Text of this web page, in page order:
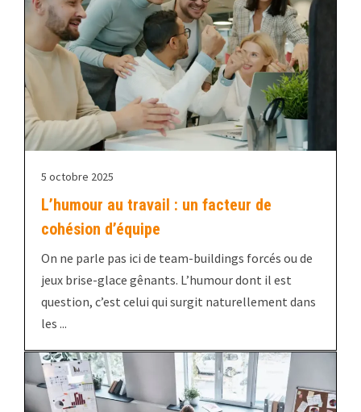
5 octobre 2025
L’humour au travail : un facteur de
cohésion d’équipe
On ne parle pas ici de team-buildings forcés ou de
jeux brise-glace gênants. L’humour dont il est
question, c’est celui qui surgit naturellement dans
les ...